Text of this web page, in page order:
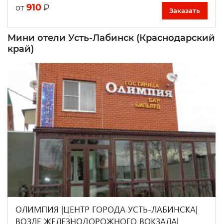
от 910 ₽ Заказать
Мини отели Усть-Лабинск (Краснодарский
край)
ОЛИМПИЯ |ЦЕНТР ГОРОДА УСТЬ-ЛАБИНСКА|
ВОЗЛЕ ЖЕЛЕЗНОДОРОЖНОГО ВОКЗАЛА|